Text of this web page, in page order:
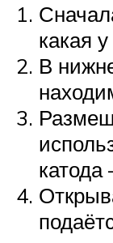
какая
В